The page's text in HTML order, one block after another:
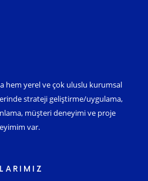
hem yerel ve çok uluslu kurumsal
strateji geliştirme/uygulama,
müşteri deneyimi ve proje
var.